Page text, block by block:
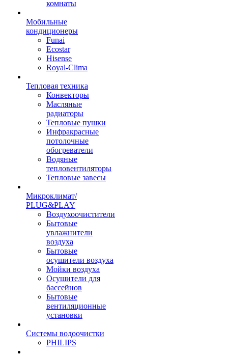
комнаты
Мобильные
кондиционеры
Funai
Ecostar
Hisense
Royal-Clima
Тепловая техника
Конвекторы
Масляные
радиаторы
Тепловые пушки
Инфракрасные
потолочные
обогреватели
Водяные
тепловентиляторы
Тепловые завесы
Микроклимат/
PLUG&PLAY
Воздухоочистители
Бытовые
увлажнители
воздуха
Бытовые
осушители воздуха
Мойки воздуха
Осушители для
бассейнов
Бытовые
вентиляционные
установки
Системы водоочистки
PHILIPS